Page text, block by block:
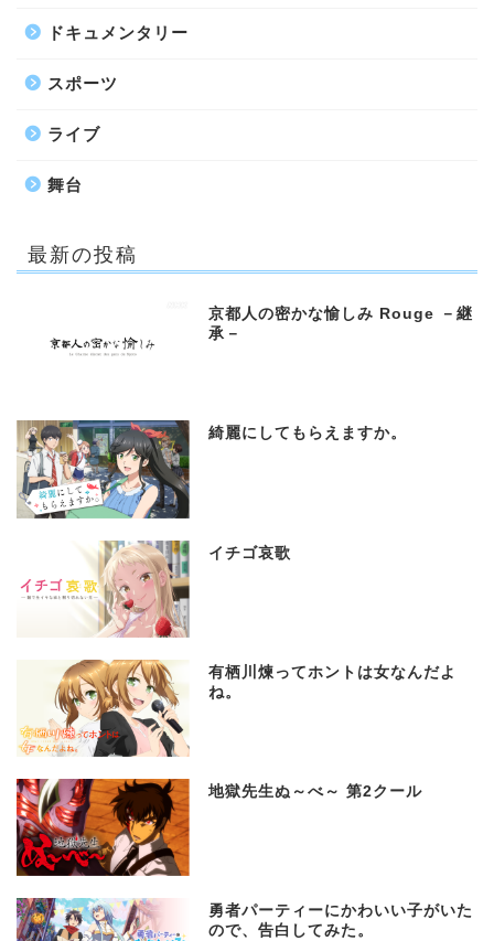
ドキュメンタリー
スポーツ
ライブ
舞台
最新の投稿
京都人の密かな愉しみ Rouge －継
承－
綺麗にしてもらえますか。
イチゴ哀歌
有栖川煉ってホントは女なんだよ
ね。
地獄先生ぬ～べ～ 第2クール
勇者パーティーにかわいい子がいた
ので、告白してみた。